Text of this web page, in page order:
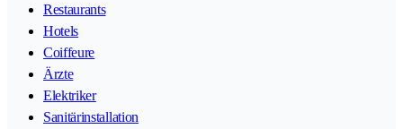
Restaurants
Hotels
Coiffeure
Ärzte
Elektriker
Sanitärinstallation